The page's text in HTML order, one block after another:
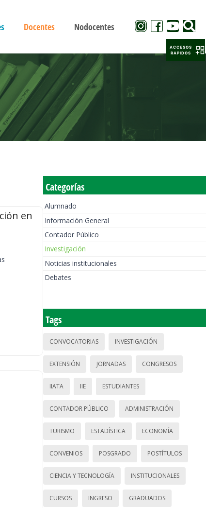
Docentes Nodocentes
en
Categorías
Alumnado
Información General
Contador Público
Investigación
Noticias institucionales
Debates
Tags
CONVOCATORIAS INVESTIGACIÓN
EXTENSIÓN JORNADAS CONGRESOS
IIATA IIE ESTUDIANTES
CONTADOR PÚBLICO ADMINISTRACIÓN
TURISMO ESTADÍSTICA ECONOMÍA
CONVENIOS POSGRADO POSTÍTULOS
CIENCIA Y TECNOLOGÍA INSTITUCIONALES
CURSOS INGRESO GRADUADOS
ACCESOS
RAPIDOS